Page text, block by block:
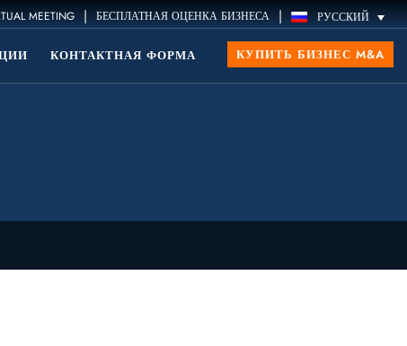
MEETING | БЕСПЛАТНАЯ ОЦЕНКА БИЗНЕСА | РУССКИЙ
КОНТАКТНАЯ ФОРМА КУПИТЬ БИЗНЕС M&A